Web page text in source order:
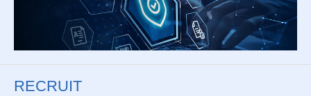
RECRUIT